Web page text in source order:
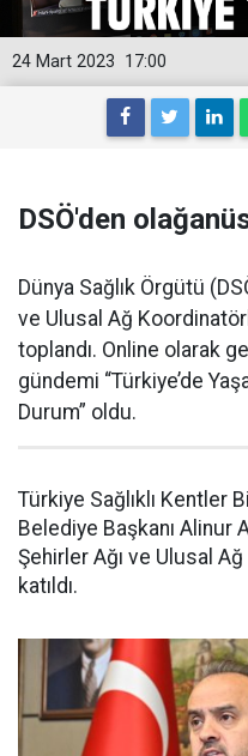
17:00
24 Mart 2023
DSÖ'den
Dünya Sağlık Örgütü
ve Ulusal Ağ
toplandı. Online olarak
gündemi “Türkiye’de
Durum” oldu.
Türkiye Sağlıklı Kentler
Belediye Başkanı Alinur
Şehirler Ağı ve Ulusal
katıldı.